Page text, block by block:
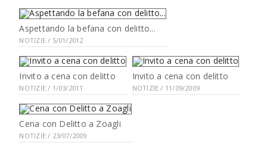
Aspettando la befana con delitto...
NOTIZIE / 5/01/2012
Invito a cena con delitto
NOTIZIE / 1/03/2011
Invito a cena con delitto
NOTIZIE / 11/09/2009
Cena con Delitto a Zoagli
NOTIZIE / 23/07/2009